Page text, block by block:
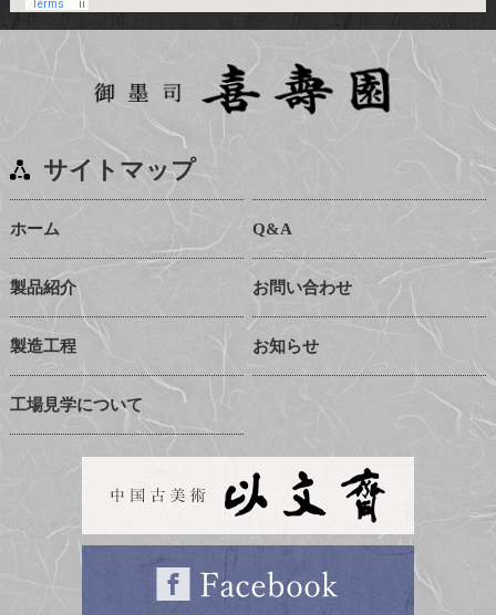
サイトマップ
ホーム
製品紹介
製造工程
工場見学について
Q&A
お問い合わせ
お知らせ